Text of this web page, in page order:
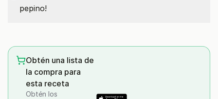
pepino!
Obtén una lista de
la compra para
esta receta
Obtén los